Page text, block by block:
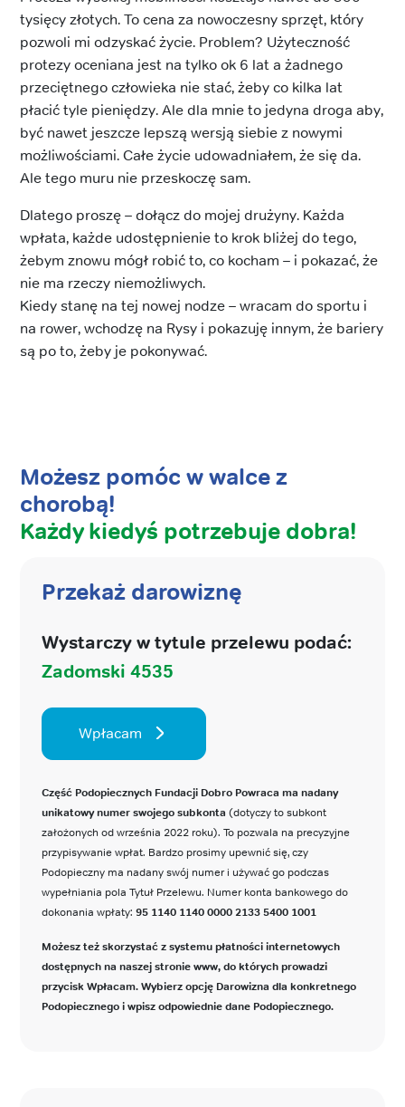
tysięcy złotych. To cena za nowoczesny sprzęt, który
pozwoli mi odzyskać życie. Problem? Użyteczność
protezy oceniana jest na tylko ok 6 lat a żadnego
przeciętnego człowieka nie stać, żeby co kilka lat
płacić tyle pieniędzy. Ale dla mnie to jedyna droga aby,
być nawet jeszcze lepszą wersją siebie z nowymi
możliwościami. Całe życie udowadniałem, że się da.
Ale tego muru nie przeskoczę sam.
Dlatego proszę – dołącz do mojej drużyny. Każda
wpłata, każde udostępnienie to krok bliżej do tego,
żebym znowu mógł robić to, co kocham – i pokazać, że
nie ma rzeczy niemożliwych.
Kiedy stanę na tej nowej nodze – wracam do sportu i
na rower, wchodzę na Rysy i pokazuję innym, że bariery
są po to, żeby je pokonywać.
Możesz pomóc w walce z
chorobą!
Każdy kiedyś potrzebuje dobra!
Przekaż darowiznę
Wystarczy w tytule przelewu podać:
Zadomski 4535
Wpłacam
Część Podopiecznych Fundacji Dobro Powraca ma nadany
unikatowy numer swojego subkonta (dotyczy to subkont
założonych od września 2022 roku). To pozwala na precyzyjne
przypisywanie wpłat. Bardzo prosimy upewnić się, czy
Podopieczny ma nadany swój numer i używać go podczas
wypełniania pola Tytuł Przelewu. Numer konta bankowego do
dokonania wpłaty: 95 1140 1140 0000 2133 5400 1001
Możesz też skorzystać z systemu płatności internetowych
dostępnych na naszej stronie www, do których prowadzi
przycisk Wpłacam. Wybierz opcję Darowizna dla konkretnego
Podopiecznego i wpisz odpowiednie dane Podopiecznego.